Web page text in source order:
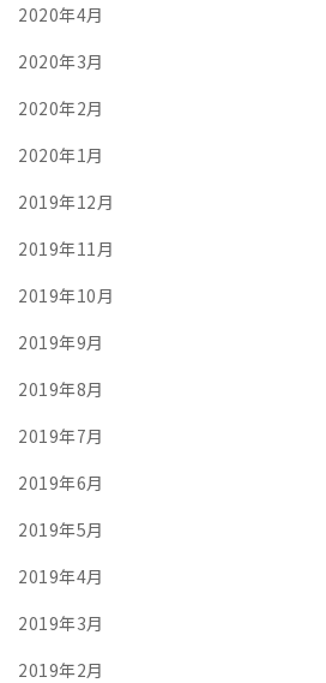
2020年4月
2020年3月
2020年2月
2020年1月
2019年12月
2019年11月
2019年10月
2019年9月
2019年8月
2019年7月
2019年6月
2019年5月
2019年4月
2019年3月
2019年2月